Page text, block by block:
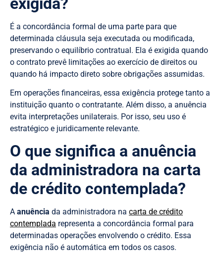
É a concordância formal de uma parte para que
determinada cláusula seja executada ou modificada,
preservando o equilíbrio contratual. Ela é exigida quando
o contrato prevê limitações ao exercício de direitos ou
quando há impacto direto sobre obrigações assumidas.
Em operações financeiras, essa exigência protege tanto a
instituição quanto o contratante. Além disso, a anuência
evita interpretações unilaterais. Por isso, seu uso é
estratégico e juridicamente relevante.
O que significa a anuência
da administradora na carta
de crédito contemplada?
A anuência da administradora na carta de crédito
contemplada representa a concordância formal para
determinadas operações envolvendo o crédito. Essa
exigência não é automática em todos os casos.